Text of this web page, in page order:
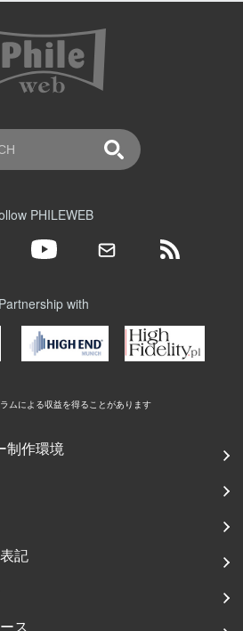
PHILEWEB
Partnership with
ムによる収益を得ることがあります
制作環境
記
ス